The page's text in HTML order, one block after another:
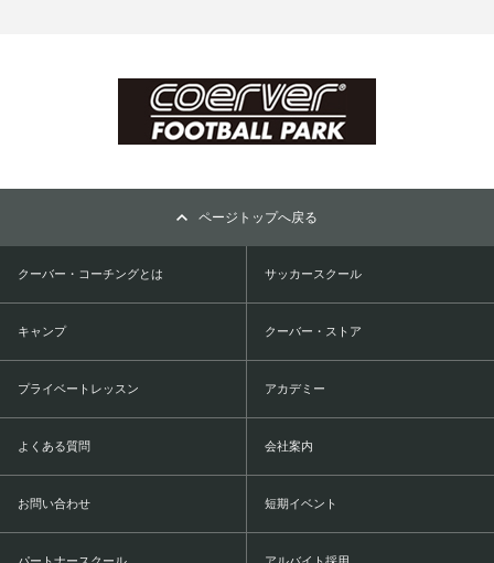
ページトップへ戻る
クーバー・コーチングとは サッカースクール
キャンプ クーバー・ストア
プライベートレッスン アカデミー
よくある質問 会社案内
お問い合わせ 短期イベント